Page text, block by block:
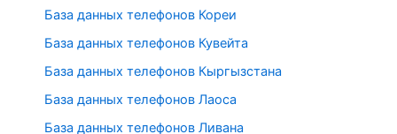
База данных телефонов Кореи
База данных телефонов Кувейта
База данных телефонов Кыргызстана
База данных телефонов Лаоса
База данных телефонов Ливана